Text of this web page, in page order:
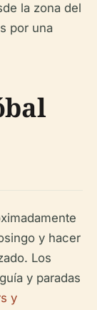
la zona del
por una
y hacer
Los
y paradas
y